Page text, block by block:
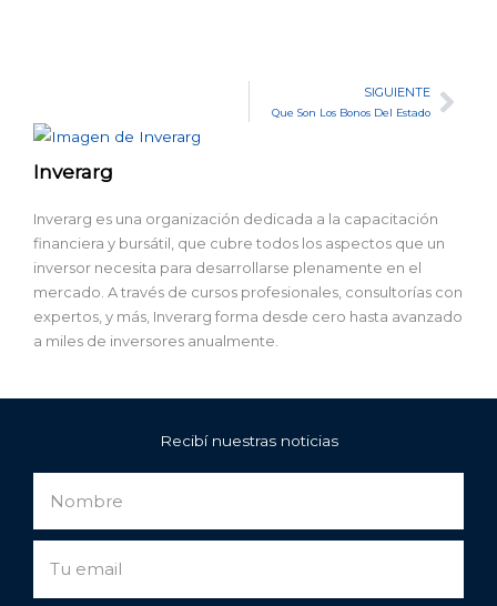
Inverarg
Inverarg es una organización dedicada a la capacitación
financiera y bursátil, que cubre todos los aspectos que un
inversor necesita para desarrollarse plenamente en el
mercado. A través de cursos profesionales, consultorías con
expertos, y más, Inverarg forma desde cero hasta avanzado
a miles de inversores anualmente.
SIGUIENTE
Que Son Los Bonos Del Estado
Recibí nuestras noticias